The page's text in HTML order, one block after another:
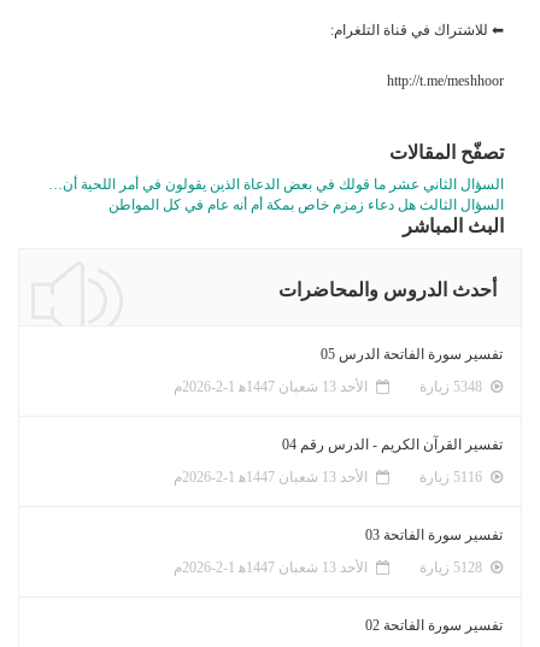
⬅ للاشتراك في قناة التلغرام:
http://t.me/meshhoor
تصفّح المقالات
السؤال الثاني عشر ما قولك في بعض الدعاة الذين يقولون في أمر اللحية أن…
السؤال الثالث هل دعاء زمزم خاص بمكة أم أنه عام في كل المواطن
البث المباشر
أحدث الدروس والمحاضرات
تفسير سورة الفاتحة الدرس 05
الأحد 13 شعبان 1447ﻫ 1-2-2026م
تفسير القرآن الكريم - الدرس رقم 04
الأحد 13 شعبان 1447ﻫ 1-2-2026م
تفسير سورة الفاتحة 03
الأحد 13 شعبان 1447ﻫ 1-2-2026م
تفسير سورة الفاتحة 02